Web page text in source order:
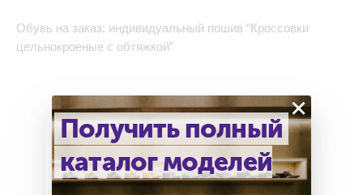
Обувь на заказ: индивидуальный пошив “Кроссовки
цельнокроеные с обтяжкой”
Получить полный
каталог моделей
×